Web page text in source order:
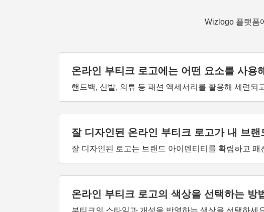
Wizlogo 플랫폼
온라인 부티크 로고에는 어떤 요소를 사용
핸드백, 신발, 의류 등 패션 액세서리를 활용해 세련되
잘 디자인된 온라인 부티크 로고가 내 브
잘 디자인된 로고는 브랜드 아이덴티티를 확립하고
온라인 부티크 로고의 색상을 선택하는 방
부티크의 스타일과 개성을 반영하는 색상을 선택하